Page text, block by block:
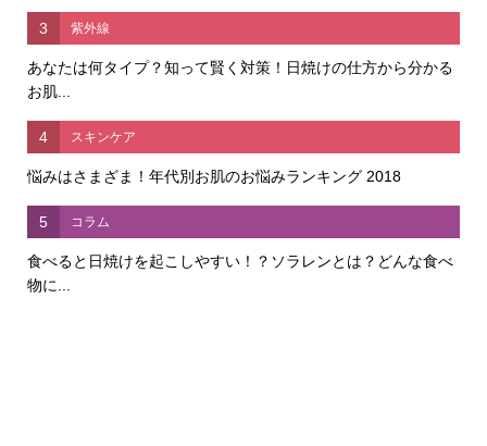
3 紫外線
あなたは何タイプ？知って賢く対策！日焼けの仕方から分かる
お肌...
4 スキンケア
悩みはさまざま！年代別お肌のお悩みランキング 2018
5 コラム
食べると日焼けを起こしやすい！？ソラレンとは？どんな食べ
物に...